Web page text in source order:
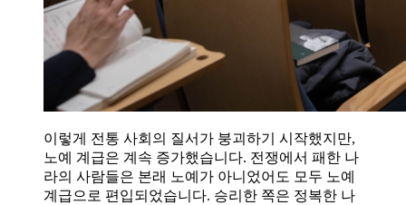
이렇게 전통 사회의 질서가 붕괴하기 시작했지만,
노예 계급은 계속 증가했습니다. 전쟁에서 패한 나
라의 사람들은 본래 노예가 아니었어도 모두 노예
계급으로 편입되었습니다. 승리한 쪽은 정복한 나